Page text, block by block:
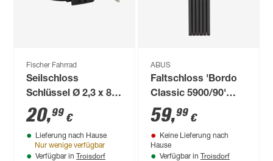
Fischer Fahrrad
Seilschloss
Schlüssel Ø 2,3 x 85
cm
20,99 €
Lieferung nach Hause
Nur wenige verfügbar
Verfügbar in Troisdorf
ABUS
Faltschloss 'Bordo
Classic 5900/90'
schwarz 90 cm
59,99 €
Keine Lieferung nach
Hause
Verfügbar in Troisdorf